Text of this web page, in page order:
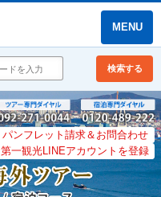
MENU
検索する
パンフレット請求＆お問合わせ
第一観光LINEアカウントを登録